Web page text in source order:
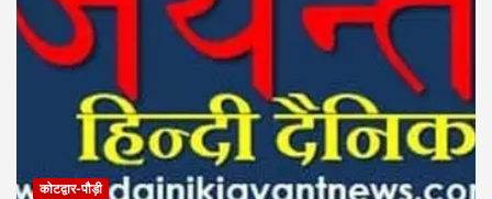
कोटद्वार-पौड़ी